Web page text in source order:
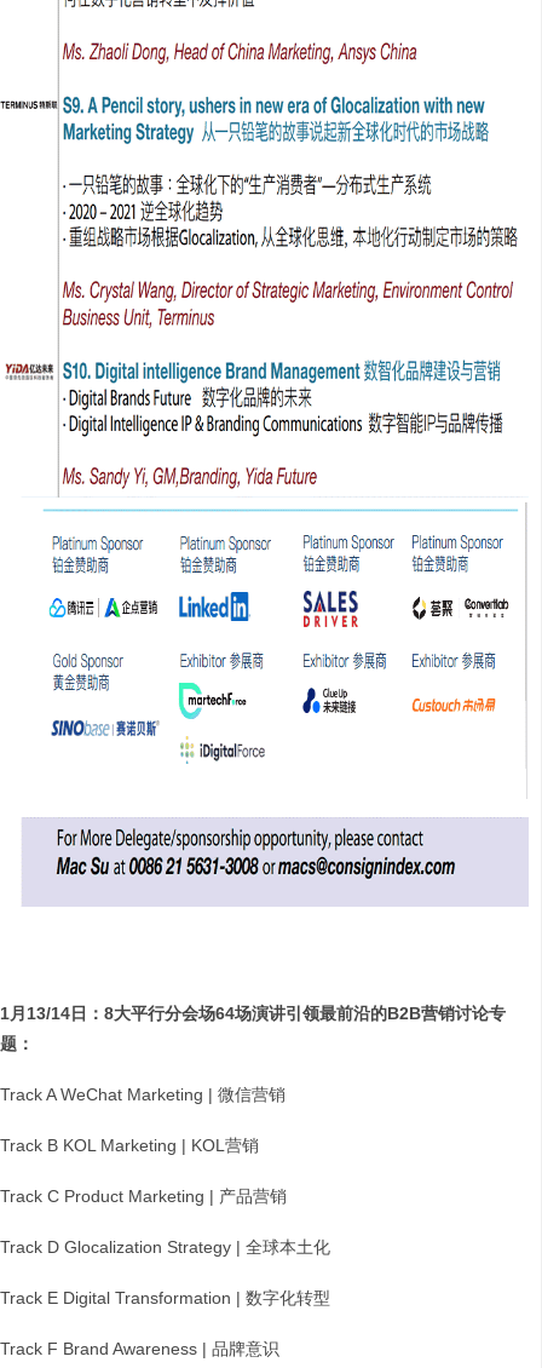
1月13/14日：8大平行分会场64场演讲引领最前沿的B2B营销讨论专
题：
Track A WeChat Marketing | 微信营销
Track B KOL Marketing | KOL营销
Track C Product Marketing | 产品营销
Track D Glocalization Strategy | 全球本土化
Track E Digital Transformation | 数字化转型
Track F Brand Awareness | 品牌意识